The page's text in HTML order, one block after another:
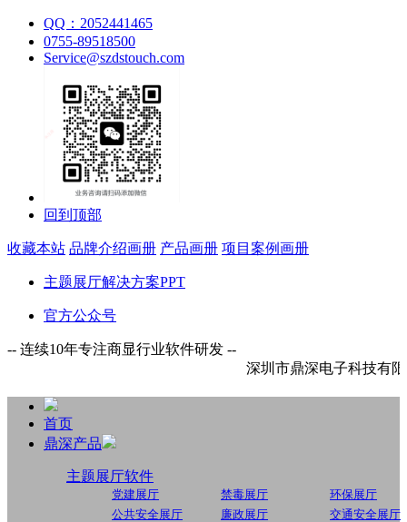
QQ：2052441465
0755-89518500
Service@szdstouch.com
回到顶部
收藏本站 品牌介绍画册 产品画册 项目案例画册
主题展厅解决方案PPT
官方公众号
-- 连续10年专注商显行业软件研发 --
深圳市鼎深电子科技有限公司欢迎您！
首页
鼎深产品
主题展厅软件
党建展厅 禁毒展厅
环保展厅
公共安全展厅
廉政展厅
交通安全展厅